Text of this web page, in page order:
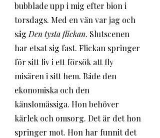
bubblade upp i mig efter bion i
torsdags. Med en vän var jag och
såg Den tysta flickan. Slutscenen
har etsat sig fast. Flickan springer
för sitt liv i ett försök att fly
misären i sitt hem. Både den
ekonomiska och den
känslomässiga. Hon behöver
kärlek och omsorg. Det är det hon
springer mot. Hon har funnit det